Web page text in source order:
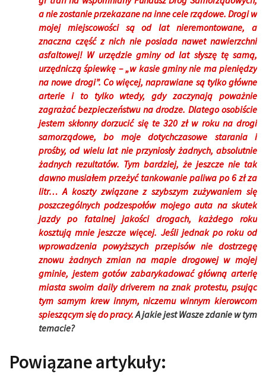
a nie zostanie przekazane na inne cele rządowe. Drogi w
mojej miejscowości są od lat nieremontowane, a
znaczna część z nich nie posiada nawet nawierzchni
asfaltowej! W urzędzie gminy od lat słyszę tę samą,
urzędniczą śpiewkę – „w kasie gminy nie ma pieniędzy
na nowe drogi”. Co więcej, naprawiane są tylko główne
arterie i to tylko wtedy, gdy zaczynają poważnie
zagrażać bezpieczeństwu na drodze. Dlatego osobiście
jestem skłonny dorzucić się te 320 zł w roku na drogi
samorządowe, bo moje dotychczasowe starania i
prośby, od wielu lat nie przyniosły żadnych, absolutnie
żadnych rezultatów. Tym bardziej, że jeszcze nie tak
dawno musiałem przeżyć tankowanie paliwa po 6 zł za
litr… A koszty związane z szybszym zużywaniem się
poszczególnych podzespołów mojego auta na skutek
jazdy po fatalnej jakości drogach, każdego roku
kosztują mnie jeszcze więcej. Jeśli jednak po roku od
wprowadzenia powyższych przepisów nie dostrzegę
znowu żadnych zmian na mapie drogowej w mojej
gminie, jestem gotów zabarykadować główną arterię
miasta swoim daily driverem na znak protestu, psując
tym samym krew innym, niczemu winnym kierowcom
spieszącym się do pracy.A jakie jest Wasze zdanie w tym
temacie?
Powiązane artykuły: